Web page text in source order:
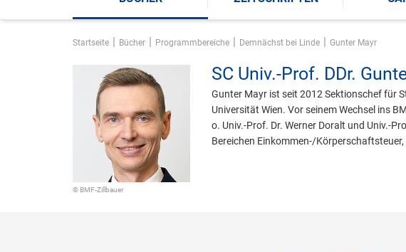
Startseite | Bücher | Programmbereiche | Demnächst bei Linde | Gunter Mayr
© BMF-Zillbauer
SC Univ.-Prof. DDr.
Gunter Mayr ist seit 2012 Sektionschef für
Universität Wien. Vor seinem Wechsel ins
o. Univ.-Prof. Dr. Werner Doralt und Univ.-
Bereichen Einkommen-/